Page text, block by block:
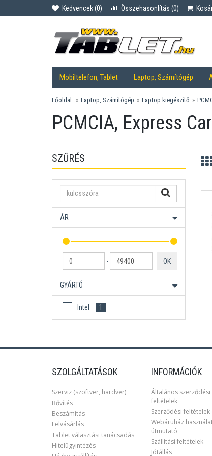
Kedvencek (0) Összehasonlítás (0)
Mobiltelefon, Tablet Laptop, Számítógép
Főoldal Laptop, Számítógép Laptop kiegészítő
PCMCIA, Express
SZŰRÉS
ÁR
- OK
GYÁRTÓ
Intel 1
SZOLGÁLTATÁSOK
Szerviz (szoftver, hardver)
Bővítés
Beszámítás
Felvásárlás
Tablet választási tanácsadás
Hitelügyintézés
INFORMÁCIÓK
Általános szerződési
feltételek
Szerződési feltételek
Webáruház
útmutató
Szállítási feltételek
Jótállás